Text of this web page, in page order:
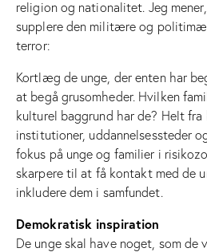
religion og nationalitet. Jeg
supplere den militære og
terror:
Kortlæg de unge, der enten har
at begå grusomheder. Hvilken
kulturel baggrund har de? Helt fra
institutioner, uddannelsessteder
fokus på unge og familier i
skarpere til at få kontakt med de
inkludere dem i samfundet.
Demokratisk inspiration
De unge skal have noget, som